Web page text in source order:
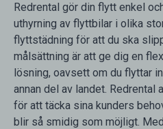
Redrental gör din flytt enkel
uthyrning av flyttbilar i olika
flyttstädning för att du ska
målsättning är att ge dig en
lösning, oavsett om du flyttar
annan del av landet. Redrental
för att täcka sina kunders
blir så smidig som möjligt.